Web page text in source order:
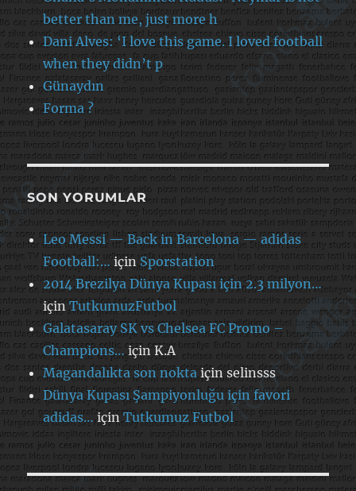
better than me, just more h
Dani Alves: ‘I love this game. I loved football
when they didn’t p
Günaydın
Forma ?
SON YORUMLAR
Leo Messi — Back in Barcelona — adidas
Football:…için Sporstation
2014 Brezilya Dünya Kupası için 2.3 milyon…
içinTutkumuzFutbol
Galatasaray SK vs Chelsea FC Promo –
Champions…içinK.A
Magandalıkta son nokta içinselinsss
Dünya Kupası Şampiyonluğu için favori
adidas…içinTutkumuz Futbol